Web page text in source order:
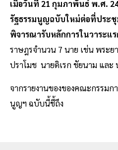
เมื่อวันที่ 21 กุมภาพันธ์ พ.ศ.
รัฐธรรมนูญฉบับใหม่ต่อที่ประ
พิจารณารับหลักการในวาระแ
ราษฎรจำนวน 7 นาย เช่น พระย
ปราโมช นายดิเรก ชัยนาม และ
จากรายงานของของคณะกรรมก
นูญฯ ฉบับนี้ชี้ถึง